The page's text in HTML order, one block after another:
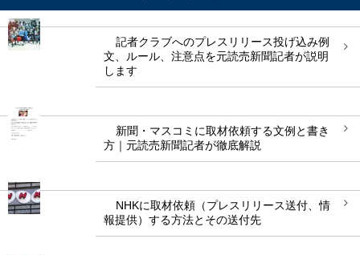
記者クラブへのプレスリリース投げ込み例
文、ルール、注意点を元読売新聞記者が説明
します
新聞・マスコミに取材依頼する文例と書き
方｜元読売新聞記者が徹底解説
NHKに取材依頼（プレスリリース送付、情
報提供）する方法とその送付先